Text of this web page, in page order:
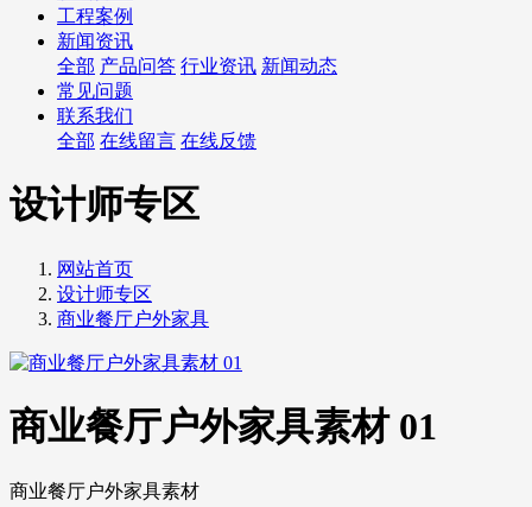
工程案例
新闻资讯
全部 产品问答 行业资讯 新闻动态
常见问题
联系我们
全部 在线留言 在线反馈
设计师专区
网站首页
设计师专区
商业餐厅户外家具
商业餐厅户外家具素材 01
商业餐厅户外家具素材